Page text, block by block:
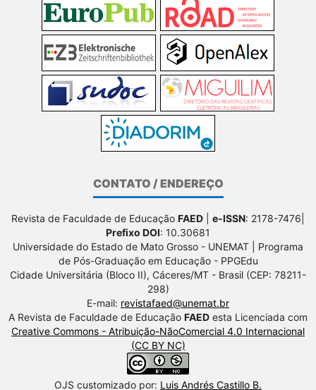
CONTATO / ENDEREÇO
Revista de Faculdade de Educação FAED e-ISSN: 2178-7476|
Prefixo DOI: 10.30681
Universidade do Estado de Mato Grosso - UNEMAT | Programa
de Pós-Graduação em Educação - PPGEdu
Cidade Universitária (Bloco II), Cáceres/MT - Brasil (CEP: 78211-
298)
E-mail: revistafaed@unemat.br
A Revista de Faculdade de Educação FAED esta Licenciada com
Creative Commons - Atribuição-NãoComercial 4.0 Internacional
(CC BY NC)
OJS customizado por: Luis Andrés Castillo B.